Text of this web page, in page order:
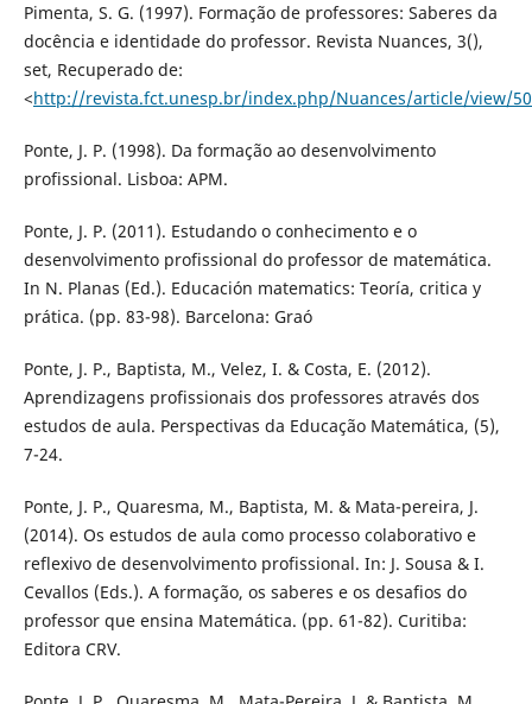
Pimenta, S. G. (1997). Formação de professores: Saberes da
docência e identidade do professor. Revista Nuances, 3(),
set, Recuperado de:
<http://revista.fct.unesp.br/index.php/Nuances/article/view/
Ponte, J. P. (1998). Da formação ao desenvolvimento
profissional. Lisboa: APM.
Ponte, J. P. (2011). Estudando o conhecimento e o
desenvolvimento profissional do professor de matemática.
In N. Planas (Ed.). Educación matematics: Teoría, critica y
prática. (pp. 83-98). Barcelona: Graó
Ponte, J. P., Baptista, M., Velez, I. & Costa, E. (2012).
Aprendizagens profissionais dos professores através dos
estudos de aula. Perspectivas da Educação Matemática, (5),
7-24.
Ponte, J. P., Quaresma, M., Baptista, M. & Mata-pereira, J.
(2014). Os estudos de aula como processo colaborativo e
reflexivo de desenvolvimento profissional. In: J. Sousa & I.
Cevallos (Eds.). A formação, os saberes e os desafios do
professor que ensina Matemática. (pp. 61-82). Curitiba:
Editora CRV.